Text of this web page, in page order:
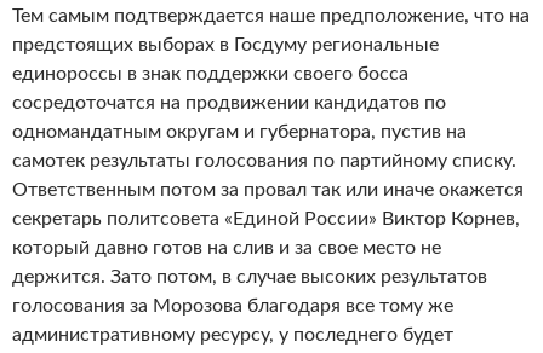
Тем самым подтверждается наше предположение, что на
предстоящих выборах в Госдуму региональные
единороссы в знак поддержки своего босса
сосредоточатся на продвижении кандидатов по
одномандатным округам и губернатора, пустив на
самотек результаты голосования по партийному списку.
Ответственным потом за провал так или иначе окажется
секретарь политсовета «Единой России» Виктор Корнев,
который давно готов на слив и за свое место не
держится. Зато потом, в случае высоких результатов
голосования за Морозова благодаря все тому же
административному ресурсу, у последнего будет